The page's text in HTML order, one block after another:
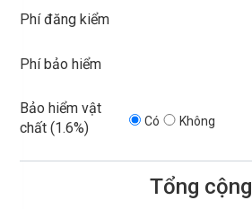
Phí đăng kiểm
Phí bảo hiểm
Bảo hiểm vật
chất (1.6%) Có Không
Tổng cộng